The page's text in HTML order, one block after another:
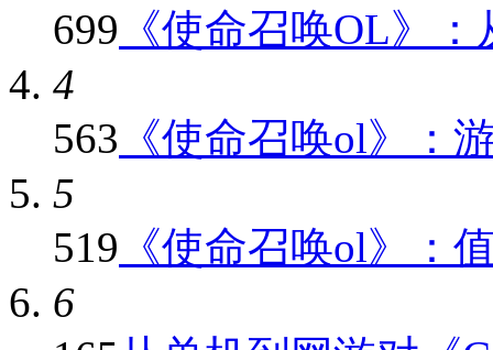
699 《使命召唤OL》
4
563 《使命召唤ol》：
5
519 《使命召唤ol》：
6